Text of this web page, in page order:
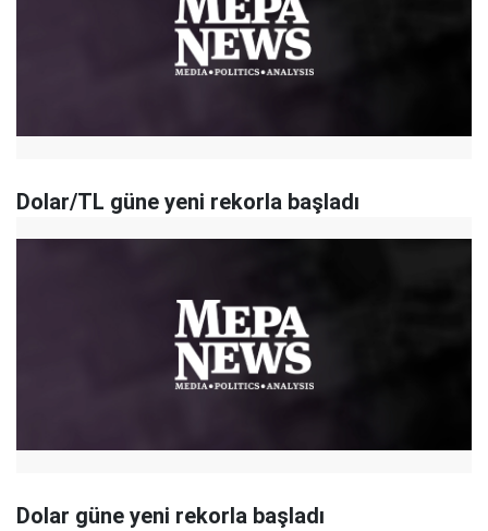
Dolar/TL güne yeni rekorla başladı
Dolar güne yeni rekorla başladı